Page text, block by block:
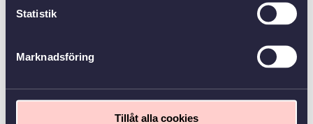
Statistik
Marknadsföring
Tillåt alla cookies